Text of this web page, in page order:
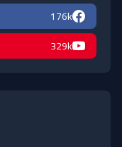
176k
329k